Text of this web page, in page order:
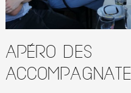
Apéro des